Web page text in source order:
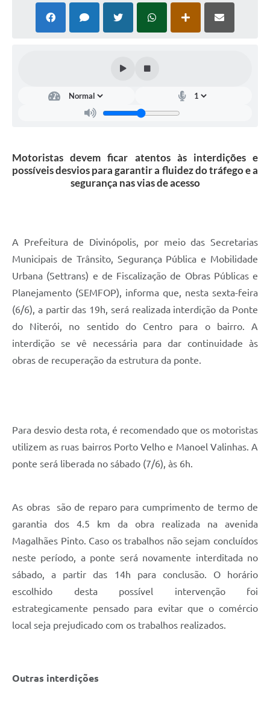
Motoristas devem ficar atentos às interdições e
possíveis desvios para garantir a fluidez do tráfego e a
segurança nas vias de acesso
A Prefeitura de Divinópolis, por meio das Secretarias
Municipais de Trânsito, Segurança Pública e Mobilidade
Urbana (Settrans) e de Fiscalização de Obras Públicas e
Planejamento (SEMFOP), informa que, nesta sexta-feira
(6/6), a partir das 19h, será realizada interdição da Ponte
do Niterói, no sentido do Centro para o bairro. A
interdição se vê necessária para dar continuidade às
obras de recuperação da estrutura da ponte.
Para desvio desta rota, é recomendado que os motoristas
utilizem as ruas bairros Porto Velho e Manoel Valinhas. A
ponte será liberada no sábado (7/6), às 6h.
As obras são de reparo para cumprimento de termo de
garantia dos 4.5 km da obra realizada na avenida
Magalhães Pinto. Caso os trabalhos não sejam concluídos
neste período, a ponte será novamente interditada no
sábado, a partir das 14h para conclusão. O horário
escolhido desta possível intervenção foi
estrategicamente pensado para evitar que o comércio
local seja prejudicado com os trabalhos realizados.
Outras interdições